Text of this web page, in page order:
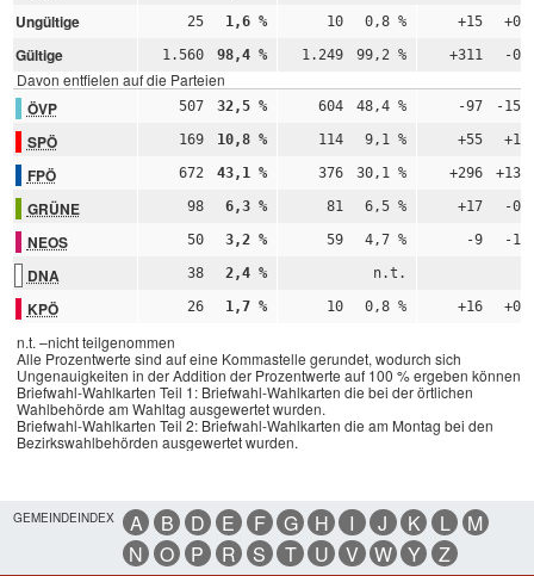
Ungültige 25 1,6 % 10 0,8 % +15
Gültige 1.560 98,4 % 1.249 99,2 % +311 -
Davon entfielen auf die Parteien
ÖVP 507 32,5 % 604 48,4 % -97 -
SPÖ 169 10,8 % 114 9,1 % +55
FPÖ 672 43,1 % 376 30,1 % +296
GRÜNE 98 6,3 % 81 6,5 % +17 -
NEOS 50 3,2 % 59 4,7 % -9 -
DNA 38 2,4 % n.t.
KPÖ 26 1,7 % 10 0,8 % +16
n.t. –nicht teilgenommen
Alle Prozentwerte sind auf eine Kommastelle gerundet, wodurch sich
Ungenauigkeiten in der Addition der Prozentwerte auf 100 % ergeben können.
Briefwahl-Wahlkarten Teil 1: Briefwahl-Wahlkarten die bei der örtlichen
Wahlbehörde am Wahltag ausgewertet wurden.
Briefwahl-Wahlkarten Teil 2: Briefwahl-Wahlkarten die am Montag bei den
Bezirkswahlbehörden ausgewertet wurden.
GEMEINDEINDEX A B D E F G H I J K L
M
N
O P R S T U V W Y Z